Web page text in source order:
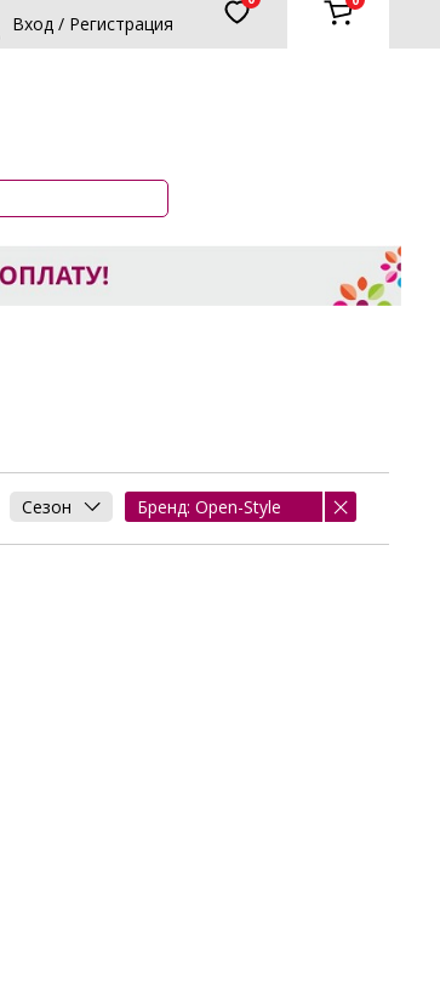
Вход / Регистрация
Сезон Бренд: Open-Style